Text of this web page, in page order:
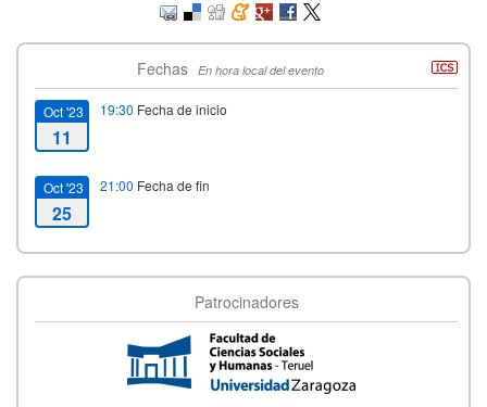
Fechas En hora local del evento
Oct '23
11
19:30 Fecha de inicio
Oct '23
25
21:00 Fecha de fin
Patrocinadores